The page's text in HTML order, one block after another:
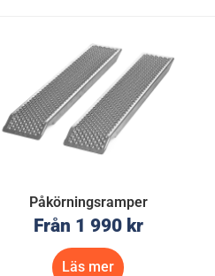
Påkörningsramper
Från 1 990 kr
Läs mer